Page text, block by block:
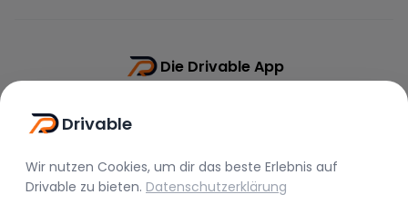
Die Drivable App
Drivable
Wir nutzen Cookies, um dir das beste Erlebnis auf
Drivable zu bieten. Datenschutzerklärung